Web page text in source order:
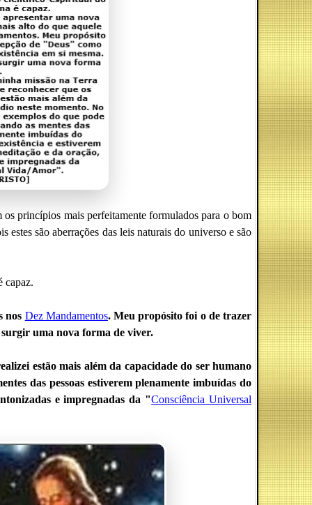
os princípios mais perfeitamente formulados para o bom
estes são aberrações das leis naturais do universo e são
capaz.
nos Dez Mandamentos. Meu propósito foi o de trazer
uma nova forma de viver.
estão mais além da capacidade do ser humano
das pessoas estiverem plenamente imbuídas do
e impregnadas da "Consciência Universal